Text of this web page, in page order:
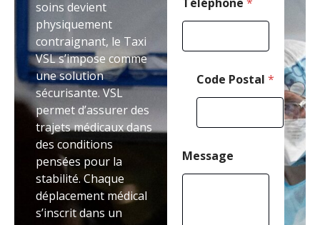
soins devient
physiquement
contraignant, le Taxi
VSL s’impose comme
une solution
sécurisante. VSL
permet d’assurer des
trajets médicaux dans
des conditions
pensées pour la
stabilité. Chaque
déplacement médical
s’inscrit dans un
Téléphone *
Code Postal *
Message